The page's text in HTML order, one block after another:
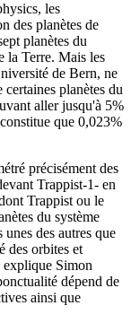
les
des planètes de
planètes du
la Terre. Mais les
de Bern, ne
planètes du
aller jusqu'à 5%
que 0,023%
précisément des
Trappist-1- en
Trappist ou le
du système
des autres que
des orbites et
explique Simon
dépend de
ainsi que